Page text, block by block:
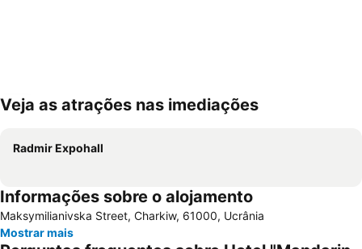
Ampliar mapa
Veja as atrações nas imediações
Radmir Expohall
Informações sobre o alojamento
Maksymilianivska Street, Charkiw, 61000, Ucrânia
Mostrar mais